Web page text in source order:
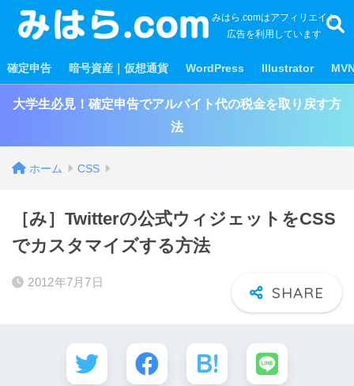
みはら.comはアフィリエイト
広告を利用しています
確定申告 暗号資産｜仮想通貨 WordPress Illustrator
大学生必見！確定申告でアルバイト代の税金を取り戻す方
法
ホーム CSS
［み］Twitterの公式ウィジェットをCSS
でカスタマイズする方法
2012年7月7日